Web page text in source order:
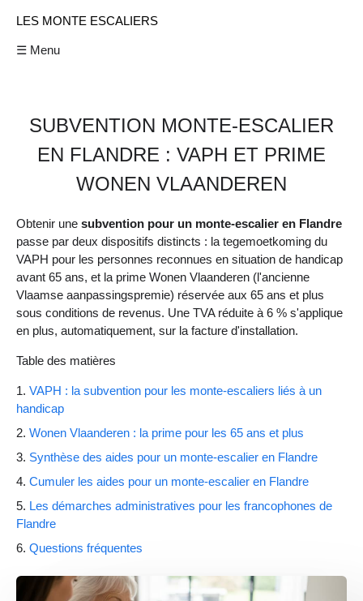
LES MONTE ESCALIERS
☰ Menu
SUBVENTION MONTE-ESCALIER
EN FLANDRE : VAPH ET PRIME
WONEN VLAANDEREN
Obtenir une subvention pour un monte-escalier en Flandre
passe par deux dispositifs distincts : la tegemoetkoming du
VAPH pour les personnes reconnues en situation de handicap
avant 65 ans, et la prime Wonen Vlaanderen (l'ancienne
Vlaamse aanpassingspremie) réservée aux 65 ans et plus
sous conditions de revenus. Une TVA réduite à 6 % s'applique
en plus, automatiquement, sur la facture d'installation.
Table des matières
VAPH : la subvention pour les monte-escaliers liés à un
handicap
Wonen Vlaanderen : la prime pour les 65 ans et plus
Synthèse des aides pour un monte-escalier en Flandre
Cumuler les aides pour un monte-escalier en Flandre
Les démarches administratives pour les francophones de
Flandre
Questions fréquentes